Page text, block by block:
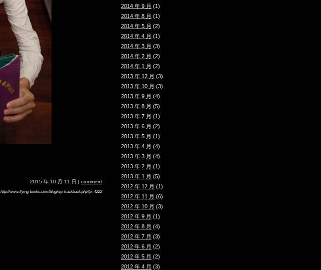
2015 年 10 月 11 日 | comment
http://www.flying-books.com/blog/wp-trackback.php?p=4222
2014 年 9 月 (1)
2014 年 8 月 (1)
2014 年 5 月 (2)
2014 年 4 月 (1)
2014 年 3 月 (3)
2014 年 2 月 (2)
2014 年 1 月 (2)
2013 年 12 月 (3)
2013 年 10 月 (3)
2013 年 9 月 (4)
2013 年 8 月 (5)
2013 年 7 月 (1)
2013 年 6 月 (2)
2013 年 5 月 (1)
2013 年 4 月 (4)
2013 年 3 月 (4)
2013 年 2 月 (1)
2013 年 1 月 (5)
2012 年 12 月 (1)
2012 年 11 月 (6)
2012 年 10 月 (3)
2012 年 9 月 (1)
2012 年 8 月 (4)
2012 年 7 月 (3)
2012 年 6 月 (2)
2012 年 5 月 (2)
2012 年 4 月 (3)